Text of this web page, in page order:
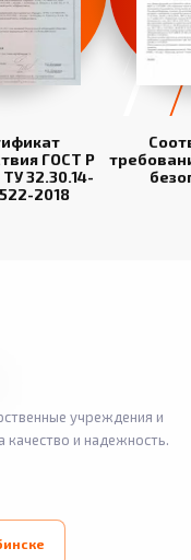
ГОСТ Р
32.30.14-
2018
учреждения и
качество и надежность.